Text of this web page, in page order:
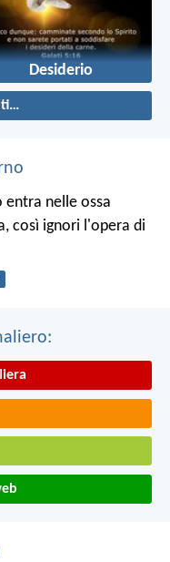
Desiderio
entra nelle ossa
così ignori l'opera di